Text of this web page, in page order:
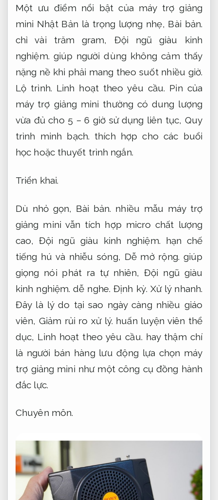
Một ưu điểm nổi bật của máy trợ giảng
mini Nhật Bản là trọng lượng nhẹ, Bài bản.
chỉ vài trăm gram, Đội ngũ giàu kinh
nghiệm. giúp người dùng không cảm thấy
nặng nề khi phải mang theo suốt nhiều giờ.
Lộ trình. Linh hoạt theo yêu cầu. Pin của
máy trợ giảng mini thường có dung lượng
vừa đủ cho 5 – 6 giờ sử dụng liên tục, Quy
trình minh bạch. thích hợp cho các buổi
học hoặc thuyết trình ngắn.
Triển khai.
Dù nhỏ gọn, Bài bản. nhiều mẫu máy trợ
giảng mini vẫn tích hợp micro chất lượng
cao,Đội ngũ giàu kinh nghiệm. hạn chế
tiếng hú và nhiễu sóng, Dễ mở rộng. giúp
giọng nói phát ra tự nhiên,Đội ngũ giàu
kinh nghiệm. dễ nghe.Định kỳ. Xử lý nhanh.
Đây là lý do tại sao ngày càng nhiều giáo
viên, Giảm rủi ro xử lý. huấn luyện viên thể
dục, Linh hoạt theo yêu cầu. hay thậm chí
là người bán hàng lưu động lựa chọn máy
trợ giảng mini như một công cụ đồng hành
đắc lực.
Chuyên môn.